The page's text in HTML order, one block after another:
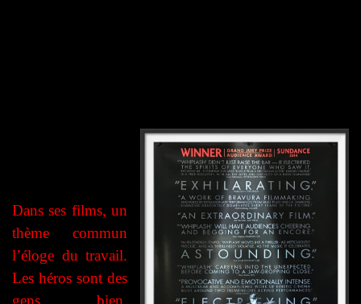
Dansses films, un
thème commun
l’éloge du travail.
Les héros sont des
gens bien,